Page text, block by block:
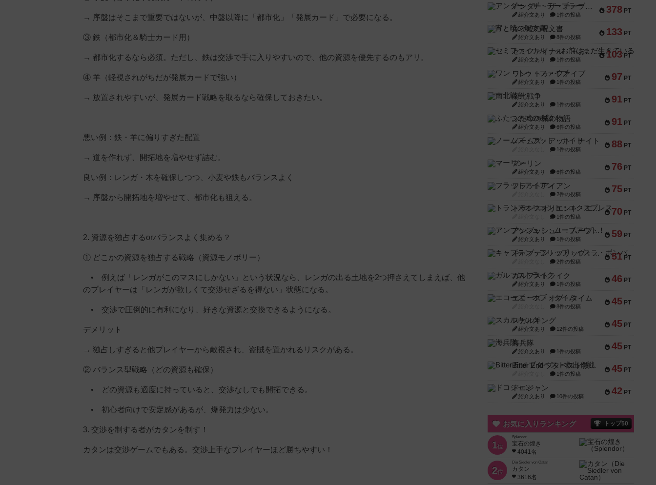
→ 序盤はそこまで重要ではないが、中盤以降に「都市化」「発展カード」で必要になる。
③ 鉄（都市化＆騎士カード用）
→ 都市化するなら必須。ただし、鉄は交渉で手に入りやすいので、他の資源を優先するのもアリ。
④ 羊（軽視されがちだが発展カードで強い）
→ 放置されやすいが、発展カード戦略を取るなら確保しておきたい。
悪い例：鉄・羊に偏りすぎた配置
→ 道を作れず、開拓地を増やせず詰む。
良い例：レンガ・木を確保しつつ、小麦や鉄もバランスよく
→ 序盤から開拓地を増やせて、都市化も狙える。
2. 資源を独占するorバランスよく集める？
① どこかの資源を独占する戦略（資源モノポリー）
• 例えば「レンガがこのマスにしかない」という状況なら、レンガの出る土地を2つ押さえてしまえば、他
のプレイヤーは「レンガが欲しくて交渉せざるを得ない」状態になる。
• 交渉で圧倒的に有利になり、好きな資源と交換できるようになる。
デメリット
→ 独占しすぎると他プレイヤーから敵視され、盗賊を置かれるリスクがある。
② バランス型戦略（どの資源も確保）
• どの資源も適度に持っていると、交渉なしでも開拓できる。
• 初心者向けで安定感があるが、爆発力は少ない。
3. 交渉を制する者がカタンを制す！
カタンは交渉ゲームでもある。交渉上手なプレイヤーほど勝ちやすい！
378 PT
アンダー・ザ・テーブラー
紹介文あり 1件の投稿
133 PT
宵と暁の呪文書
紹介文あり 8件の投稿
103 PT
セミファイナル ～お前はまだ生きている～
紹介文あり 1件の投稿
97 PT
ワン・トゥ・ファイブ
紹介文あり 1件の投稿
91 PT
南北戦争
紹介文あり 1件の投稿
91 PT
ふたつの城の物語
紹介文あり 6件の投稿
88 PT
ノームズ・アット・ナイト
1件の投稿
76 PT
マーリン
紹介文あり 6件の投稿
75 PT
フラットアイアン
2件の投稿
70 PT
トランスオリエント・エクスプレス
1件の投稿
59 PT
アンブッシュ！：ムーブアウト！
紹介文あり 1件の投稿
51 PT
キャプテン・フリップ：イスラ・ボンバ
2件の投稿
46 PT
ガルフストライク
紹介文あり 1件の投稿
45 PT
エコーズ・オブ・タイム
8件の投稿
45 PT
スカルキング
紹介文あり 12件の投稿
45 PT
海兵隊
紹介文あり 1件の投稿
45 PT
Bitter End ブタペスト救出作戦
1件の投稿
42 PT
ドコジャン
紹介文あり 10件の投稿
お気に入りランキング トップ50
1位
Splendor
宝石の煌き
4041名
2位
Die Siedler von Catan
カタン
3616名